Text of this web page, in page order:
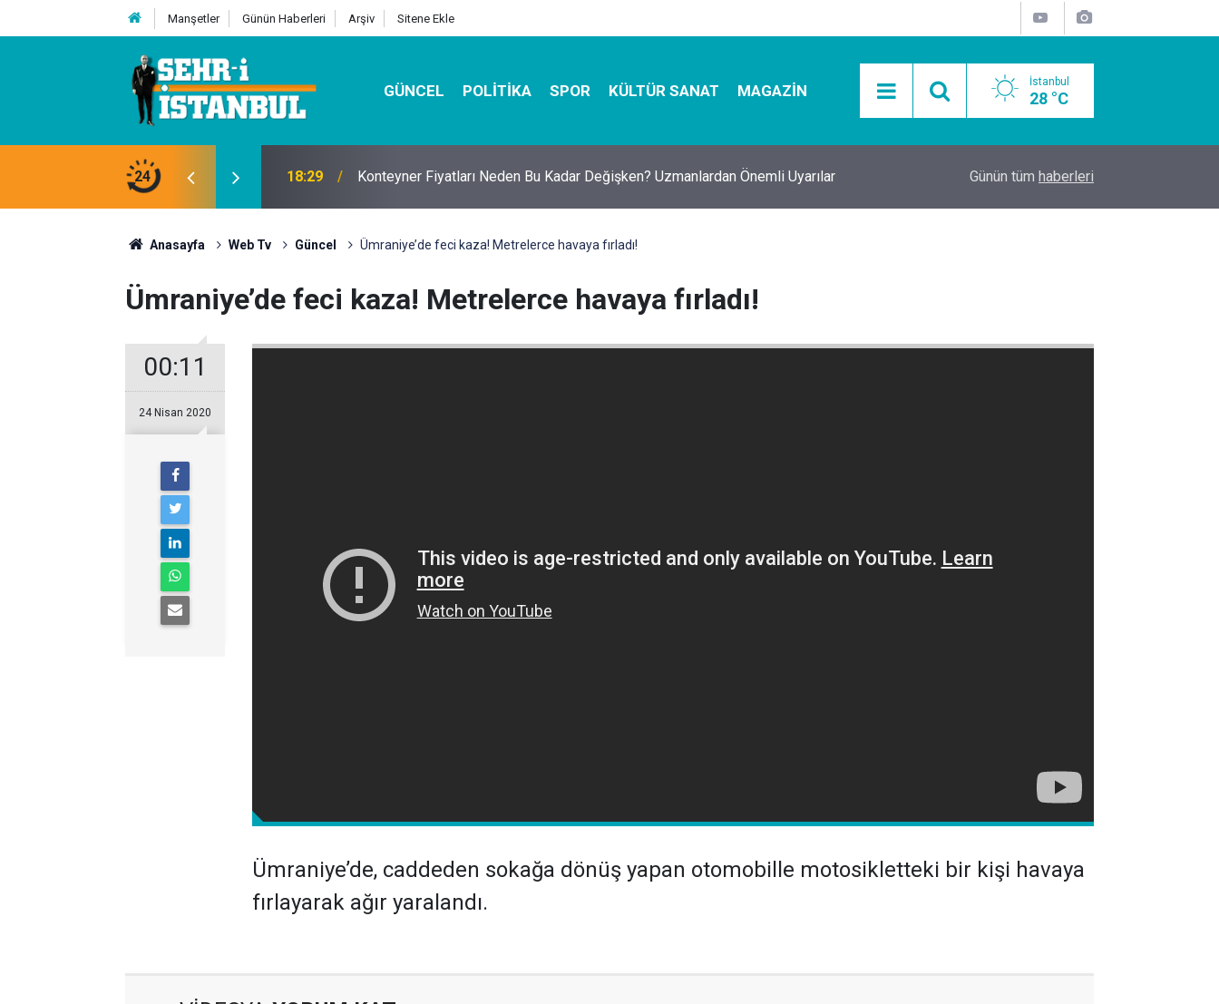
Manşetler Günün Haberleri Arşiv Sitene Ekle
GÜNCEL POLITIKA SPOR KÜLTÜR SANAT MAGAZIN İstanbul
28 °C
24 18:29 Konteyner Fiyatları Neden Bu Kadar Değişken? Uzmanlardan Önemli Uyarılar İstanbul Gece Hayatında Yeni Buluşma:
Günün tüm haberleri
Anasayfa Web Tv Güncel Ümraniye’de feci kaza! Metrelerce havaya fırladı!
Ümraniye’de feci kaza! Metrelerce havaya fırladı!
00:11
24 Nisan 2020
Ümraniye’de, caddeden sokağa dönüş yapan otomobille motosikletteki bir kişi havaya
fırlayarak ağır yaralandı.